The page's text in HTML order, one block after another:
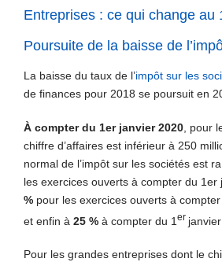
Entreprises : ce qui change au
Poursuite de la baisse de
La baisse du taux de l’impôt sur les
de finances pour 2018 se poursuit en
À compter du 1er janvier 2020 , pour
chiffre d’affaires est inférieur à 250
normal de l’impôt sur les sociétés est
les exercices ouverts à compter du 1er
% pour les exercices ouverts à
et enfin à 25 % à compter du 1 er
Pour les grandes entreprises dont le